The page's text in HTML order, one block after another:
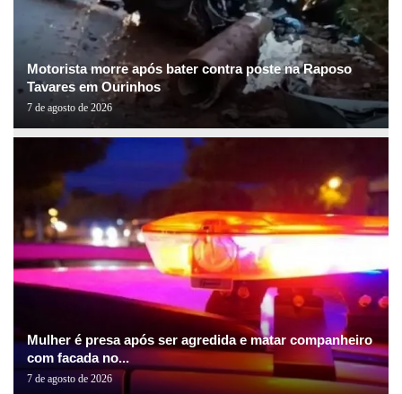
Motorista morre após bater contra poste na Raposo
Tavares em Ourinhos
7 de agosto de 2026
Mulher é presa após ser agredida e matar companheiro
com facada no...
7 de agosto de 2026